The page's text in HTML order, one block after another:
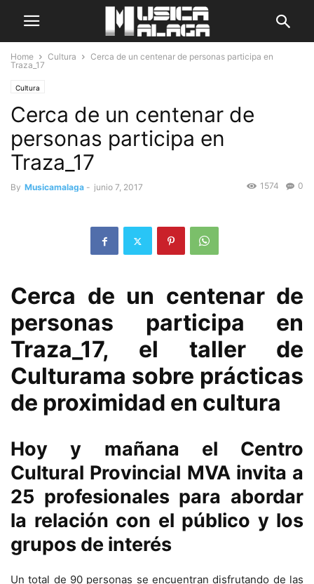
Home Cultura
Cerca de un centenar de personas participa en
Traza_17
Cultura
Cerca de un centenar de
personas participa en
Traza_17
By Musicamalaga - junio 7, 2017 0
1574
Cerca de un centenar de
personas participa en
Traza_17, el taller de
Culturama sobre prácticas
de proximidad en cultura
Hoy y mañana el Centro
Cultural Provincial MVA invita a
25 profesionales para abordar
la relación con el público y los
grupos de interés
Un total de 90 personas se encuentran disfrutando de las